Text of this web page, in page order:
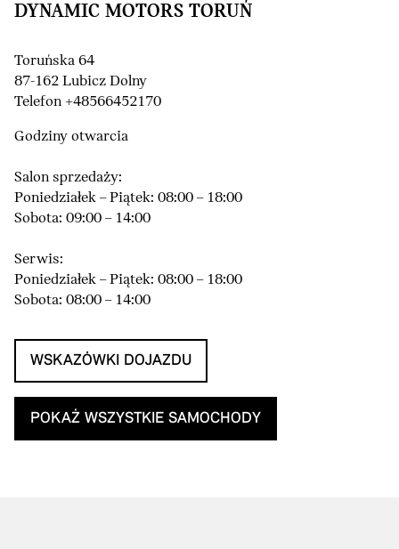
DYNAMIC MOTORS TORUŃ
Toruńska 64
87-162 Lubicz Dolny
Telefon +48566452170
Godziny otwarcia
Salon sprzedaży:
Poniedziałek – Piątek: 08:00 – 18:00
Sobota: 09:00 – 14:00
Serwis:
Poniedziałek – Piątek: 08:00 – 18:00
Sobota: 08:00 – 14:00
WSKAZÓWKI DOJAZDU
POKAŻ WSZYSTKIE SAMOCHODY